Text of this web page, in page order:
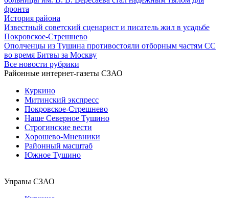
фронта
История района
Известный советский сценарист и писатель жил в усадьбе
Покровское-Стрешнево
Ополченцы из Тушина противостояли отборным частям СС
во время Битвы за Москву
Все новости рубрики
Районные интернет-газеты СЗАО
Куркино
Митинский экспресс
Покровское-Стрешнево
Наше Северное Тушино
Строгинские вести
Хорошево-Мневники
Районный масштаб
Южное Тушино
Управы СЗАО